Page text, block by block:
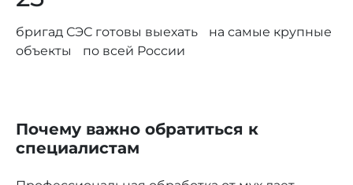
бригад СЭС готовы выехать на самые крупные
объекты по всей России
Почему важно обратиться к
специалистам